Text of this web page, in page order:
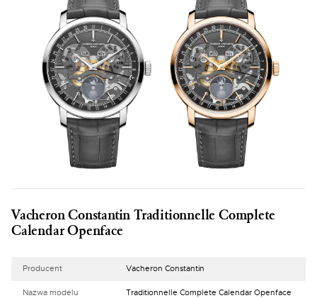
Vacheron Constantin Traditionnelle Complete
Calendar Openface
Producent Vacheron Constantin
Nazwa modelu Traditionnelle Complete Calendar Openface